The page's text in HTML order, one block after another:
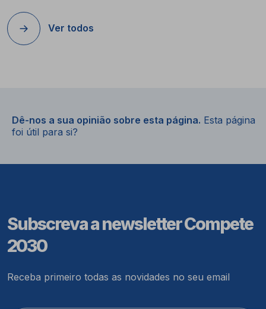
Ver todos
Dê-nos a sua opinião sobre esta página. Esta página
foi útil para si?
Subscreva a newsletter Compete
2030
Receba primeiro todas as novidades no seu email